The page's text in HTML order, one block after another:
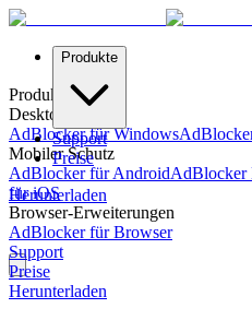
Produkte
Support
Preise
Herunterladen
Produkte
Desktop-Schutz
AdBlocker für Windows
Mobiler Schutz
AdBlocker für AndroidAdBlocker
für iOS
Browser-Erweiterungen
AdBlocker für Browser
Support
Preise
Herunterladen